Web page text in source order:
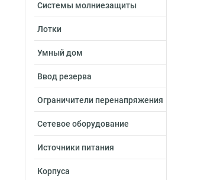
Системы молниезащиты
Лотки
Умный дом
Ввод резерва
Ограничители перенапряжения
Сетевое оборудование
Источники питания
Корпуса